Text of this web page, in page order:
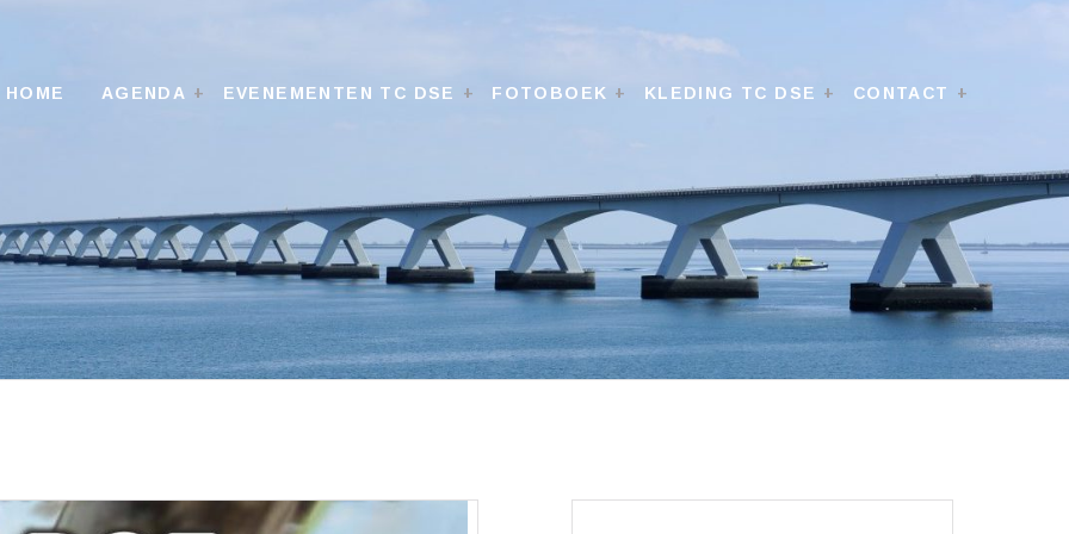
HOME AGENDA EVENEMENTEN TC DSE FOTOBOEK KLEDING TC DSE CONTACT